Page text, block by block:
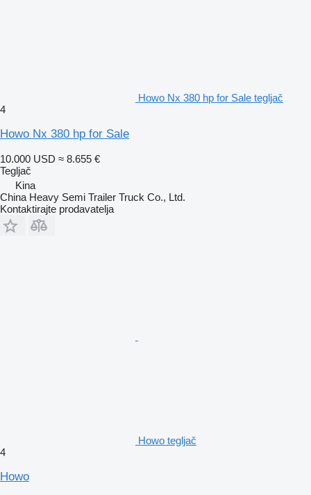
Howo Nx 380 hp for Sale tegljač
4
Howo Nx 380 hp for Sale
10.000 USD ≈ 8.655 €
Tegljač
Kina
China Heavy Semi Trailer Truck Co., Ltd.
Kontaktirajte prodavatelja
Howo tegljač
4
Howo